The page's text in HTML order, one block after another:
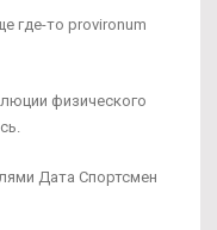
где-то provironum
физического
Дата Спортсмен